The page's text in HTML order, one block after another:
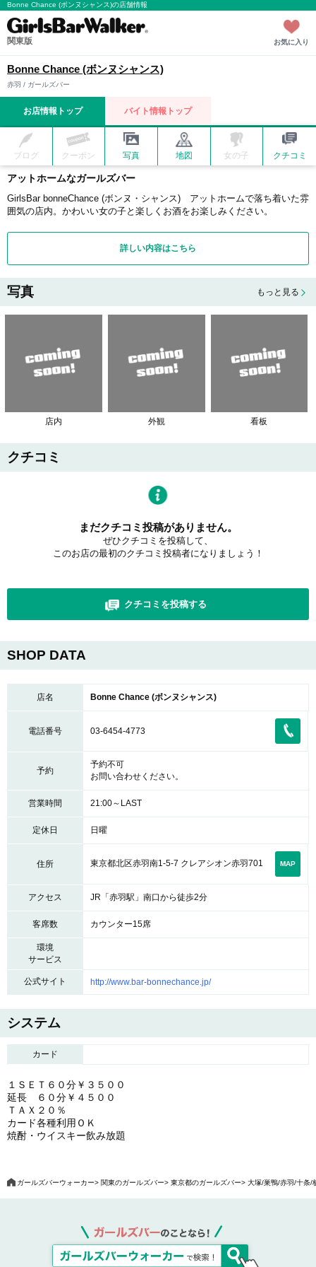
Bonne Chance (ボンヌシャンス)の店舗情報
関東版 お気に入り
Bonne Chance (ボンヌシャンス)
赤羽 / ガールズバー
お店情報トップ バイト情報トップ
ブログ クーポン 写真 地図 女の子 クチコミ
アットホームなガールズバー
GirlsBar bonneChance (ボンヌ・シャンス) アットホームで落ち着いた雰
囲気の店内。かわいい女の子と楽しくお酒をお楽しみください。
詳しい内容はこちら
写真 もっと見る
店内 外観 看板
クチコミ
まだクチコミ投稿がありません。
ぜひクチコミを投稿して、
このお店の最初のクチコミ投稿者になりましょう！
クチコミを投稿する
SHOP DATA
店名 Bonne Chance (ボンヌシャンス)
電話番号 03-6454-4773
予約
予約不可
お問い合わせください。
営業時間 21:00～LAST
定休日 日曜
住所 東京都北区赤羽南1-5-7 クレアシオン赤羽701 MAP
アクセス JR「赤羽駅」南口から徒歩2分
客席数 カウンター15席
環境
サービス
公式サイト http://www.bar-bonnechance.jp/
システム
カード
１ＳＥＴ６０分￥３５００
延長 ６０分￥４５００
ＴＡＸ２０％
カード各種利用ＯＫ
焼酎・ウイスキー飲み放題
ガールズバーウォーカー 関東のガールズバー 東京都のガールズバー 大塚/巣鴨/赤羽/十条/